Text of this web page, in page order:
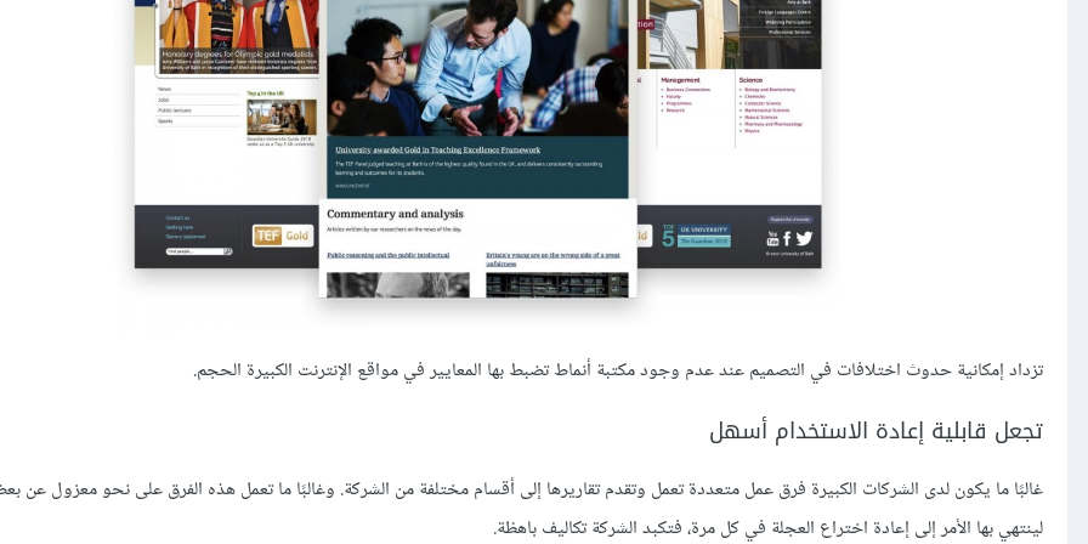
تزداد إمكانية حدوث اختلافات في التصميم عند عدم وجود مكتبة أنماط تضبط بها المعايير في مواقع الإنترنت الكبيرة الحجم.
تجعل قابلية إعادة الاستخدام أسهل
غالبًا ما يكون لدى الشركات الكبيرة فرق عمل متعددة تعمل وتقدم تقاريرها إلى أقسام مختلفة من الشركة. وغالبًا ما تعمل هذه الفرق على نحو معزول عن
لينتهي بها الأمر إلى إعادة اختراع العجلة في كل مرة، فتكبد الشركة تكاليف باهظة.